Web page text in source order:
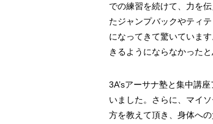
での練習を続けて、力を
たジャンプバックやティ
になってきて驚いていま
きるようにならなかった
3A’sアーサナ塾と集中講
いました。さらに、マイ
方を教えて頂き、身体へ